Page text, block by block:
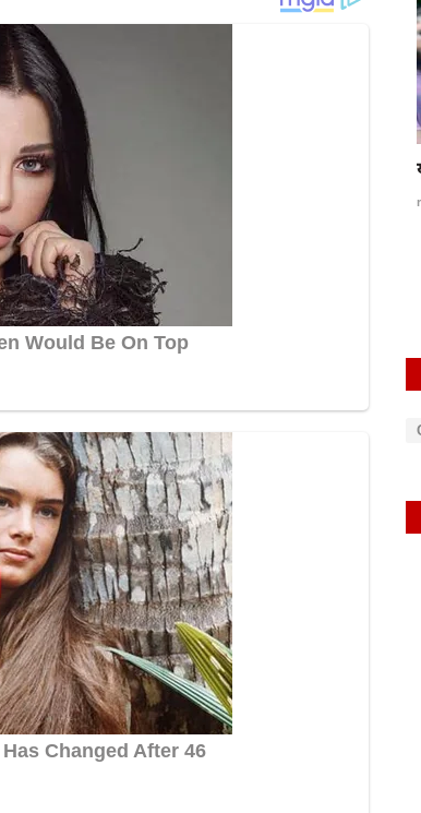
रायबरेली तेज रफ्तार बाइक सवार ने साइकिल सवार
वृद्ध को मारी...
rexpress Jul 14, 2026